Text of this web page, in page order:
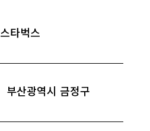
스타벅스
부산광역시 금정구